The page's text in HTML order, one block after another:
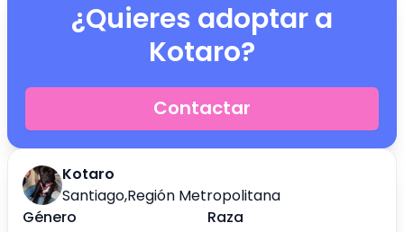
Kotaro
Santiago,Región Metropolitana
Género
Raza
¿Quieres adoptar a
Kotaro?
Contactar